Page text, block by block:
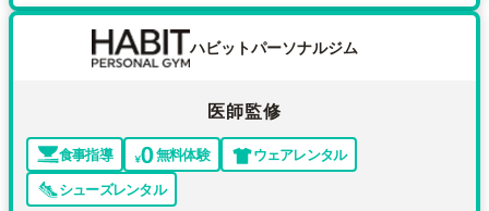
ハビットパーソナルジム
医師監修
食事指導 無料体験
ウェアレンタル
シューズレンタル